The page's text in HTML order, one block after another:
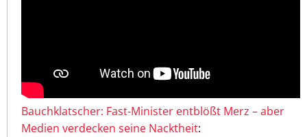
Bauchklatscher: Fast-Minister entblößt Merz – aber
Medien verdecken seine Nacktheit: